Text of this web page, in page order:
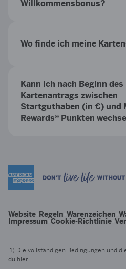
Willkommensbonus?
Wo finde ich meine
Kann ich nach Beginn des
Kartenantrags zwischen
Startguthaben (in €) und
Rewards® Punkten
Website Regeln Warenzeichen
Impressum Cookie-Richtlinie
1) Die vollständigen Bedingungen und
du hier.